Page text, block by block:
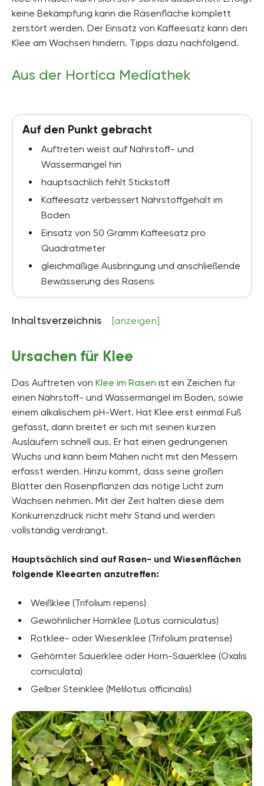
keine Bekämpfung kann die Rasenfläche komplett
zerstört werden. Der Einsatz von Kaffeesatz kann den
Klee am Wachsen hindern. Tipps dazu nachfolgend.
Aus der Hortica Mediathek
Auf den Punkt gebracht
Auftreten weist auf Nährstoff- und
Wassermangel hin
hauptsächlich fehlt Stickstoff
Kaffeesatz verbessert Nährstoffgehalt im
Boden
Einsatz von 50 Gramm Kaffeesatz pro
Quadratmeter
gleichmäßige Ausbringung und anschließende
Bewässerung des Rasens
Inhaltsverzeichnis [anzeigen]
Ursachen für Klee
Das Auftreten von Klee im Rasen ist ein Zeichen für
einen Nährstoff- und Wassermangel im Boden, sowie
einem alkalischem pH-Wert. Hat Klee erst einmal Fuß
gefasst, dann breitet er sich mit seinen kurzen
Ausläufern schnell aus. Er hat einen gedrungenen
Wuchs und kann beim Mähen nicht mit den Messern
erfasst werden. Hinzu kommt, dass seine großen
Blätter den Rasenpflanzen das nötige Licht zum
Wachsen nehmen. Mit der Zeit halten diese dem
Konkurrenzdruck nicht mehr Stand und werden
vollständig verdrängt.
Hauptsächlich sind auf Rasen- und Wiesenflächen
folgende Kleearten anzutreffen:
Weißklee (Trifolium repens)
Gewöhnlicher Hornklee (Lotus corniculatus)
Rotklee- oder Wiesenklee (Trifolium pratense)
Gehörnter Sauerklee oder Horn-Sauerklee (Oxalis
corniculata)
Gelber Steinklee (Melilotus officinalis)